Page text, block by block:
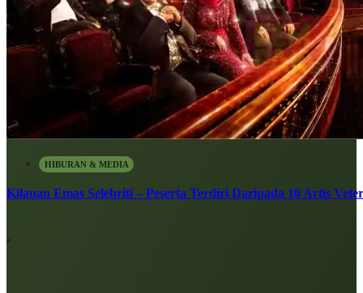
HIBURAN & MEDIA
Kilauan Emas Selebriti – Peserta Terdiri Daripada 10 Artis